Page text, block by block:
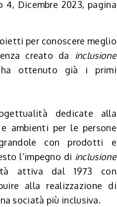
Dicembre 2023, pagina
per conoscere meglio
creato da inclusione
ottenuto già i primi
dedicate alla
ambienti per le persone
con prodotti e
l’impegno di inclusione
attiva dal 1973 con
alla realizzazione di
sociatà più inclusiva.